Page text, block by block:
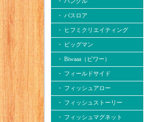
・ バスロア
・ ヒフミクリエイティング
・ ビッグマン
・ Biwaaa（ビワー）
・ フィールドサイド
・ フィッシュアロー
・ フィッシュストーリー
・ フィッシュマグネット